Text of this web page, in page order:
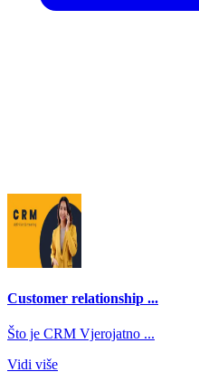
Customer relationship ...
Što je CRM Vjerojatno ...
Vidi više